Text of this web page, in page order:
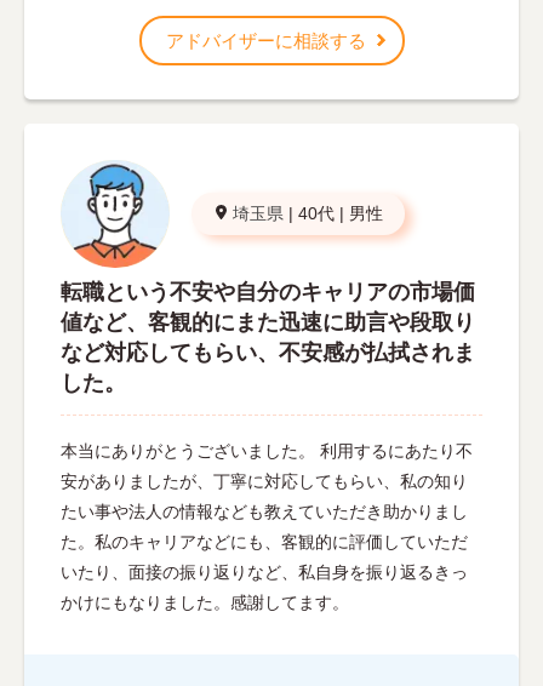
アドバイザーに相談する
埼玉県 | 40代 | 男性
転職という不安や自分のキャリアの市場価
値など、客観的にまた迅速に助言や段取り
など対応してもらい、不安感が払拭されま
した。
本当にありがとうございました。 利用するにあたり不
安がありましたが、丁寧に対応してもらい、私の知り
たい事や法人の情報なども教えていただき助かりまし
た。私のキャリアなどにも、客観的に評価していただ
いたり、面接の振り返りなど、私自身を振り返るきっ
かけにもなりました。感謝してます。